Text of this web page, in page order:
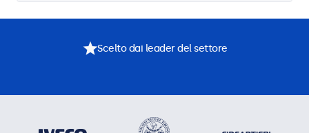
Scelto dai leader del settore